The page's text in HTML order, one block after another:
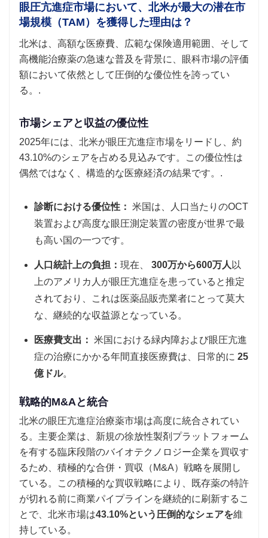
眼圧亢進症市場において、北米が最大の潜在市
場規模（TAM）を獲得した理由は？
北米は、高額な医療費、広範な保険適用範囲、そして
高機能治療薬の急速な普及を背景に、眼科市場の評価
額において依然として圧倒的な優位性を誇ってい
る。.
市場シェアと収益の優位性
2025年には、北米が眼圧亢進症市場をリードし、約
43.10%のシェアを占める見込みです。この優位性は
偶然ではなく、構造的な医療経済の結果です。.
診断における優位性： 米国は、人口当たりのOCT
装置および高度な眼圧測定装置の密度が世界で最
も高い国の一つです。
人口統計上の負担： 現在、 300万から600万人 以
上のアメリカ人が眼圧亢進症を患っていると推定
されており、これは医薬品販売業者にとって莫大
な、継続的な収益源となっている。
医療費支出： 米国における緑内障および眼圧亢進
症の治療にかかる年間直接医療費は、日常的に 25
億ドル。
戦略的M&Aと統合
北米の眼圧亢進症治療薬市場は高度に統合されてい
る。主要企業は、新規の徐放性製剤プラットフォーム
を有する臨床段階のバイオテクノロジー企業を買収す
るため、積極的な合併・買収（M&A）戦略を展開し
ている。この積極的な買収戦略により、既存薬の特許
が切れる前に商業パイプラインを継続的に刷新するこ
とで、北米市場は43.10%という圧倒的なシェアを維
持している。